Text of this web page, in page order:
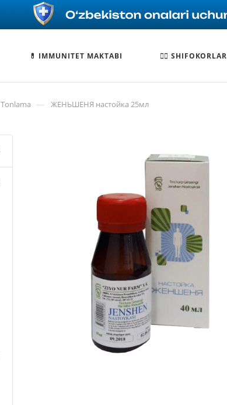
💊 IMMUNITET MAKTABI 🧑‍⚕️ SHIFOKORLAR
Tonlama — ЖЕНЬШЕНЯ настойка 25мл